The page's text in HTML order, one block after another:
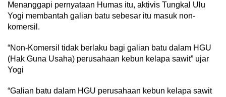
Menanggapi pernyataan Humas itu, aktivis Tungkal Ulu
Yogi membantah galian batu sebesar itu masuk non-
komersil.
“Non-Komersil tidak berlaku bagi galian batu dalam HGU
(Hak Guna Usaha) perusahaan kebun kelapa sawit” ujar
Yogi
“Galian batu dalam HGU perusahaan kebun kelapa sawit